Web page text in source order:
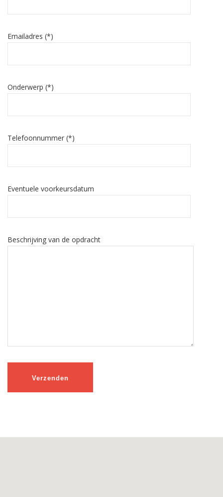
Emailadres (*)
Onderwerp (*)
Telefoonnummer (*)
Eventuele voorkeursdatum
Beschrijving van de opdracht